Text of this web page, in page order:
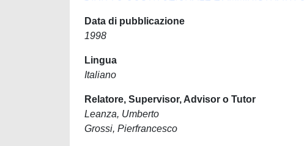
Data di pubblicazione
1998
Lingua
Italiano
Relatore, Supervisor, Advisor o Tutor
Leanza, Umberto
Grossi, Pierfrancesco